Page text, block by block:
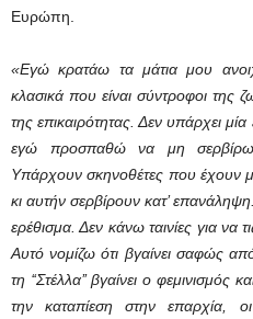
Ευρώπη.
«Eγώ κρατάω τα μάτια μου
κλασικά που είναι σύντροφοι
της επικαιρότητας. Δεν υπάρχει
εγώ προσπαθώ να μη
Υπάρχουν σκηνοθέτες που έχουν
κι αυτήν σερβίρουν κατ’
ερέθισμα. Δεν κάνω ταινίες για να
Αυτό νομίζω ότι βγαίνει σαφώς
τη ‘‘Στέλλα’’ βγαίνει ο φεμινισμός
την καταπίεση στην επαρχία, οι